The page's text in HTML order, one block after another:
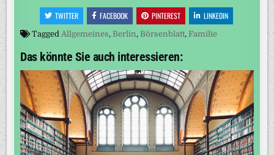
TWITTER FACEBOOK PINTEREST LINKEDIN
Tagged Allgemeines, Berlin, Börsenblatt, Familie
Das könnte Sie auch interessieren: